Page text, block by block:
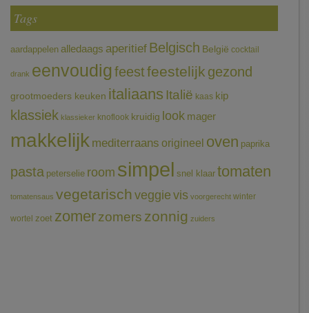
Tags
aardappelen alledaags aperitief Belgisch België cocktail
drank eenvoudigfeestfeestelijk gezond
grootmoeders keuken italiaans Italië kaas kip
klassiek klassieker knoflook kruidig look mager
makkelijk mediterraans origineel oven paprika
pasta peterselie room simpel snel klaar tomaten
tomatensaus vegetarischveggie vis voorgerecht winter
wortel zoet zomerzomers zonnig zuiders